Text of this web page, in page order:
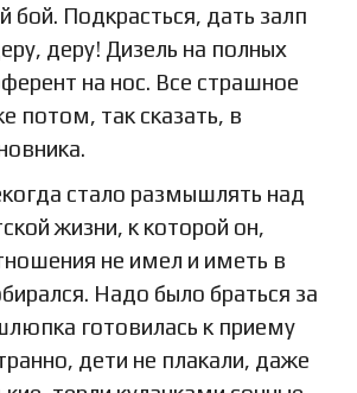
бой. Подкрасться, дать залп
деру! Дизель на полных
на нос. Все страшное
потом, так сказать, в
стало размышлять над
жизни, к которой он,
не имел и иметь в
Надо было браться за
готовилась к приему
дети не плакали, даже